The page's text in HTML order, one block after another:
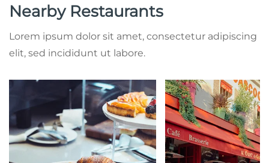
Nearby Restaurants
Lorem ipsum dolor sit amet, consectetur adipiscing
elit, sed incididunt ut labore.